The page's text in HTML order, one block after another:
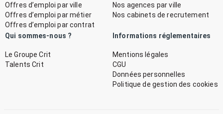
Offres d’emploi par ville
Offres d’emploi par métier
Offres d’emploi par contrat
Nos agences par ville
Nos cabinets de recrutement
Qui sommes-nous ?
Le Groupe Crit
Talents Crit
Informations réglementaires
Mentions légales
CGU
Données personnelles
Politique de gestion des cookies